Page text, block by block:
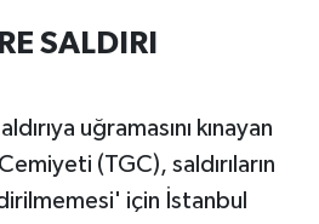
SALDIRI
uğramasını kınayan
(TGC), saldırıların
için İstanbul